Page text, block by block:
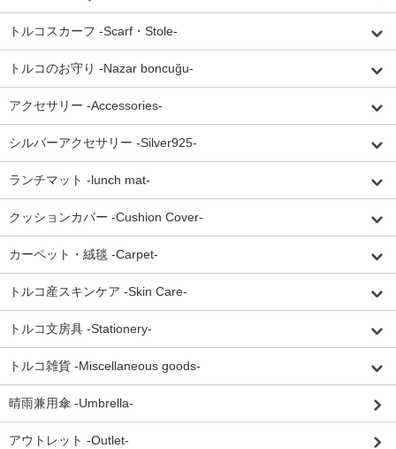
トルコスカーフ -Scarf・Stole-
トルコのお守り -Nazar boncuğu-
アクセサリー -Accessories-
シルバーアクセサリー -Silver925-
ランチマット -lunch mat-
クッションカバー -Cushion Cover-
カーペット・絨毯 -Carpet-
トルコ産スキンケア -Skin Care-
トルコ文房具 -Stationery-
トルコ雑貨 -Miscellaneous goods-
晴雨兼用傘 -Umbrella-
アウトレット -Outlet-